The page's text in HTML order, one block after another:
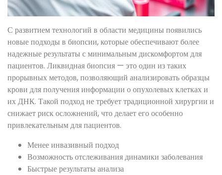
С развитием технологий в области медицины появились
новые подходы в биопсии, которые обеспечивают более
надежные результаты с минимальным дискомфортом для
пациентов. Ликвидная биопсия — это один из таких
прорывных методов, позволяющий анализировать образцы
крови для получения информации о опухолевых клетках и
их ДНК. Такой подход не требует традиционной хирургии и
снижает риск осложнений, что делает его особенно
привлекательным для пациентов.
Менее инвазивный подход
Возможность отслеживания динамики заболевания
Быстрые результаты анализа